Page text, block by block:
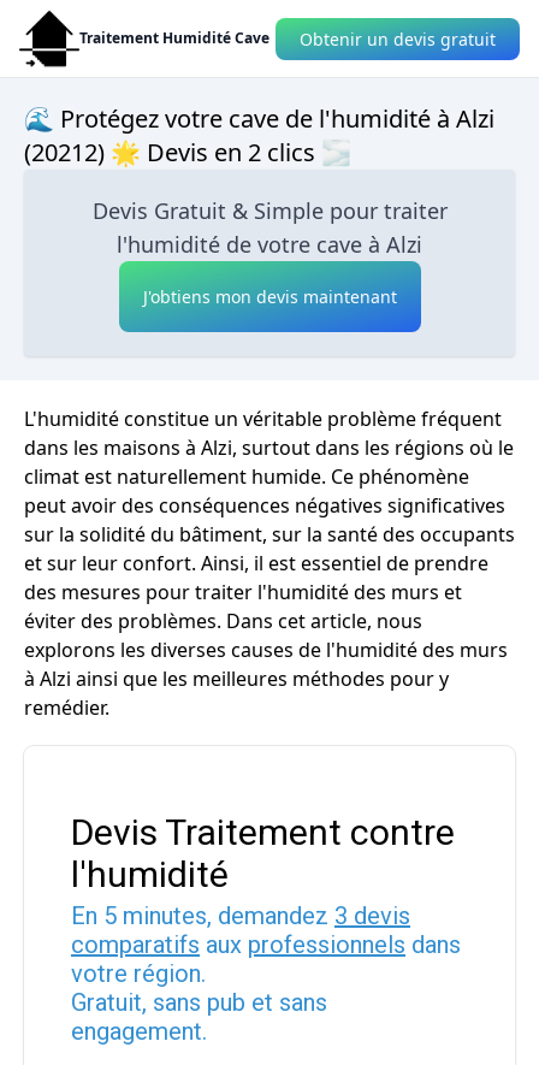
Traitement Humidité Cave Obtenir un devis gratuit
🌊 Protégez votre cave de l'humidité à Alzi
(20212) 🌟 Devis en 2 clics 🌫
Devis Gratuit & Simple pour traiter
l'humidité de votre cave à Alzi
J'obtiens mon devis maintenant
L'humidité constitue un véritable problème fréquent
dans les maisons à Alzi, surtout dans les régions où le
climat est naturellement humide. Ce phénomène
peut avoir des conséquences négatives significatives
sur la solidité du bâtiment, sur la santé des occupants
et sur leur confort. Ainsi, il est essentiel de prendre
des mesures pour traiter l'humidité des murs et
éviter des problèmes. Dans cet article, nous
explorons les diverses causes de l'humidité des murs
à Alzi ainsi que les meilleures méthodes pour y
remédier.
Devis Traitement contre
l'humidité
En 5 minutes, demandez 3 devis
comparatifs aux professionnels dans
votre région.
Gratuit, sans pub et sans
engagement.